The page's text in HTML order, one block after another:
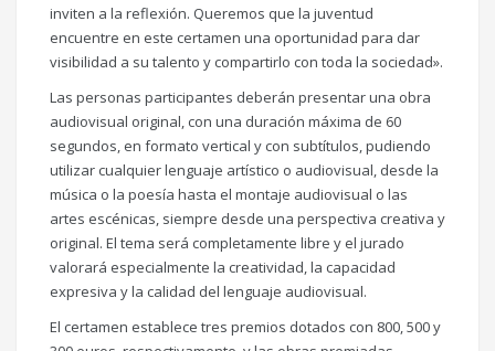
inviten a la reflexión. Queremos que la juventud
encuentre en este certamen una oportunidad para dar
visibilidad a su talento y compartirlo con toda la sociedad».
Las personas participantes deberán presentar una obra
audiovisual original, con una duración máxima de 60
segundos, en formato vertical y con subtítulos, pudiendo
utilizar cualquier lenguaje artístico o audiovisual, desde la
música o la poesía hasta el montaje audiovisual o las
artes escénicas, siempre desde una perspectiva creativa y
original. El tema será completamente libre y el jurado
valorará especialmente la creatividad, la capacidad
expresiva y la calidad del lenguaje audiovisual.
El certamen establece tres premios dotados con 800, 500 y